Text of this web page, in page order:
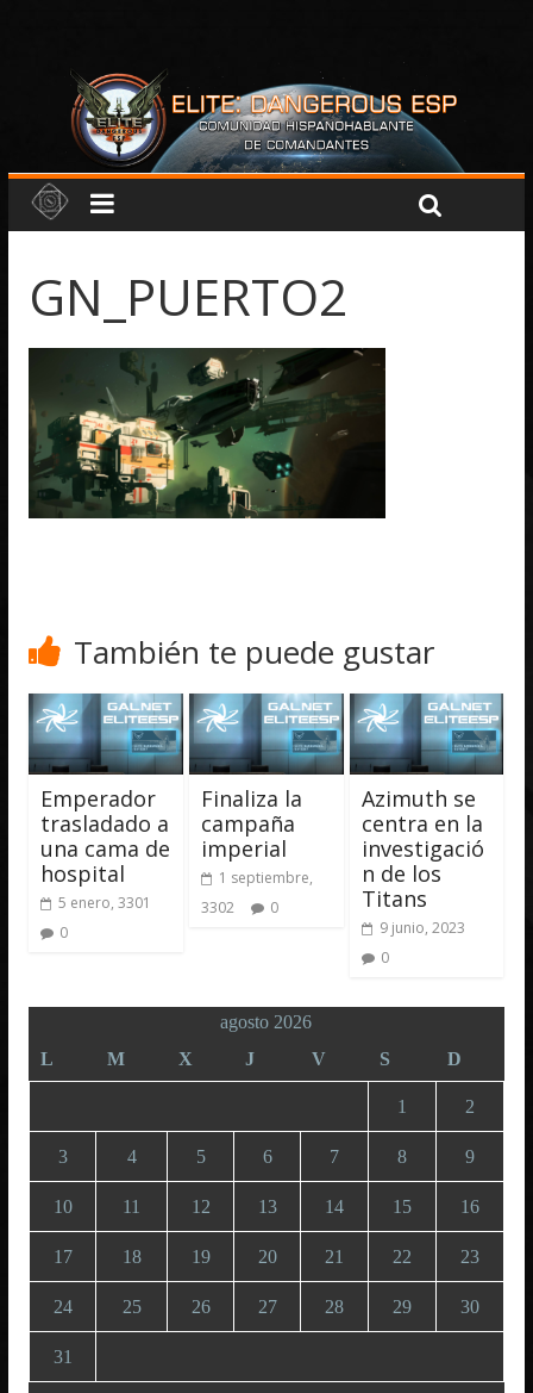
GN_PUERTO2
También te puede gustar
Emperador
trasladado a
una cama de
hospital
5 enero, 3301
0
Finaliza la
campaña
imperial
1 septiembre,
3302
0
Azimuth se
centra en la
investigació
n de los
Titans
9 junio, 2023
0
agosto 2026
L
M X J V S D
1 2
3 4 5 6 7 8 9
10 11 12 13 14 15 16
17 18 19 20 21 22 23
24 25 26 27 28 29 30
31